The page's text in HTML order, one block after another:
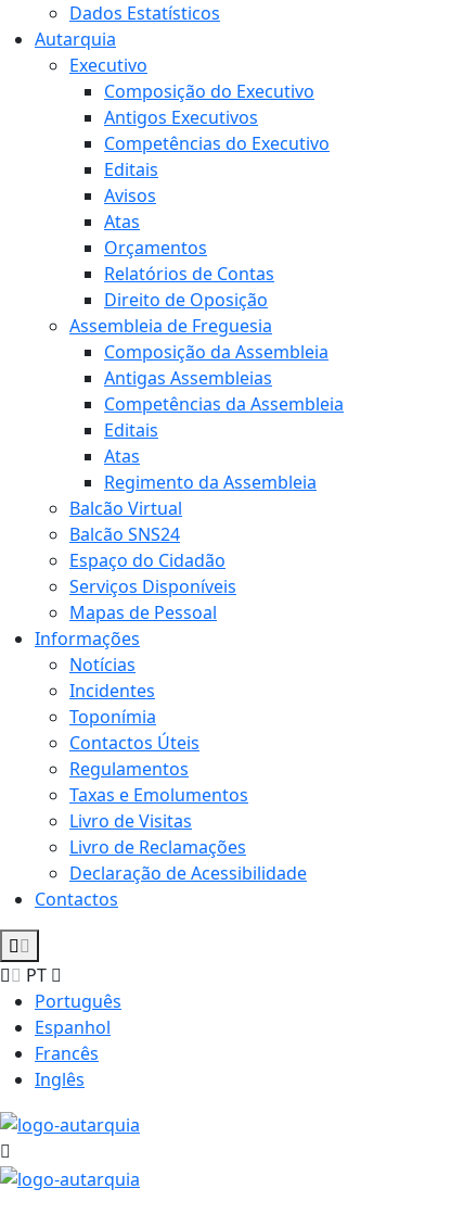
Dados Estatísticos
Autarquia
Executivo
Composição do Executivo
Antigos Executivos
Competências do Executivo
Editais
Avisos
Atas
Orçamentos
Relatórios de Contas
Direito de Oposição
Assembleia de Freguesia
Composição da Assembleia
Antigas Assembleias
Competências da Assembleia
Editais
Atas
Regimento da Assembleia
Balcão Virtual
Balcão SNS24
Espaço do Cidadão
Serviços Disponíveis
Mapas de Pessoal
Informações
Notícias
Incidentes
Toponímia
Contactos Úteis
Regulamentos
Taxas e Emolumentos
Livro de Visitas
Livro de Reclamações
Declaração de Acessibilidade
Contactos
PT
Português
Espanhol
Francês
Inglês